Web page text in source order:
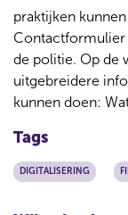
praktijken
Contactformulier
de politie. Op de
uitgebreidere
kunnen doen:
Tags
DIGITALISERING